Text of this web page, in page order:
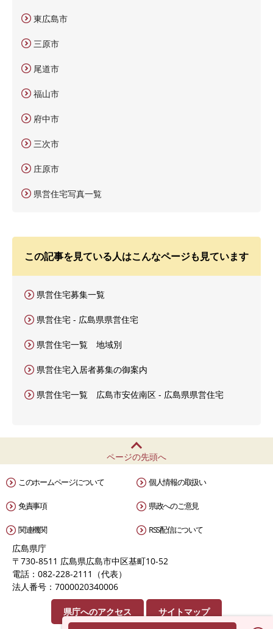
東広島市
三原市
尾道市
福山市
府中市
三次市
庄原市
県営住宅写真一覧
この記事を見ている人はこんなページも見ています
県営住宅募集一覧
県営住宅 - 広島県県営住宅
県営住宅一覧 地域別
県営住宅入居者募集の御案内
県営住宅一覧 広島市安佐南区 - 広島県県営住宅
ページの先頭へ
このホームページについて 個人情報の取扱い
免責事項 県政へのご意見
関連機関 RSS配信について
広島県庁
〒730-8511 広島県広島市中区基町10-52
電話：082-228-2111（代表）
法人番号：7000020340006
県庁へのアクセス サイトマップ